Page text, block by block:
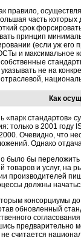
правило,
часть
срок
принцип
(если уж
и максимальное
не на
Как
стандартов»
только в 2001
Очевидно, что
Однако
было бы
товаров и услуг,
производителей
должны
консорциумы
обновленный
считается